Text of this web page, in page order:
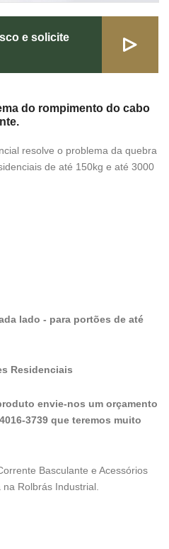
e solicite
do rompimento do cabo
resolve o problema da quebra
de até 150kg e até 3000
lado - para portões de até
Residenciais
envie-nos um orçamento
3739 que teremos muito
Basculante e Acessórios
Rolbrás Industrial.